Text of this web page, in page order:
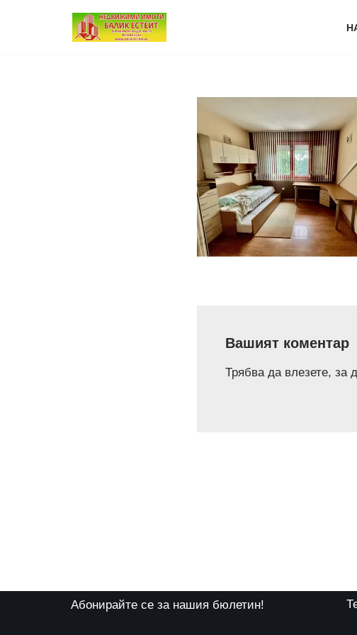
Продължете
Вашият коментар
Трябва да влезете, за
Абонирайте се за нашия бюлетин!